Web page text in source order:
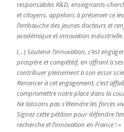
responsables R&D, enseignants-
et citoyens, appelons à préserver ce
l’embauche des jeunes docteurs et
académique et innovation industrielle.
(…)Soutenir l’innovation, c’est
prospère et compétitif, en offrant à
contribuer pleinement à son essor
Renoncer à cet engagement, c’est
compromettre notre place dans la
Ne laissons pas s’éteindre les forces
Signez cette pétition pour défendre
recherche et l’innovation en France ! »